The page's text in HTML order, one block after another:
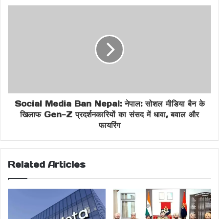
Faridabad Breaking News
Faridabad Police Investigation
Green Field Colony Fire
Haryana Fire Accident
Haryana Latest News
Kapoor Family Death
Social Media Ban Nepal: नेपाल: सोशल मीडिया बैन के
खिलाफ Gen-Z प्रदर्शनकारियों का संसद में धावा, बवाल और
फायरिंग
Related Articles